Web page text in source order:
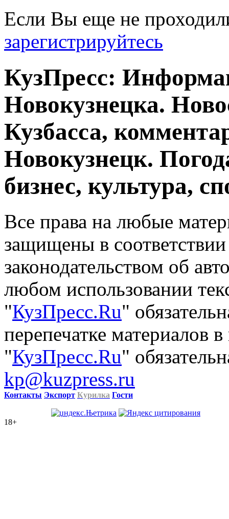
Если Вы еще не
зарегистрируйтесь
КузПресс:
Новокузнецка.
Кузбасса,
Новокузнецк.
бизнес, культура,
Все права на любые
защищены в
законодательством об
любом использовании
"КузПресс.Ru"
перепечатке материалов
"КузПресс.Ru"
kp@kuzpress.ru
Контакты Экспорт Курилка Гости
18+